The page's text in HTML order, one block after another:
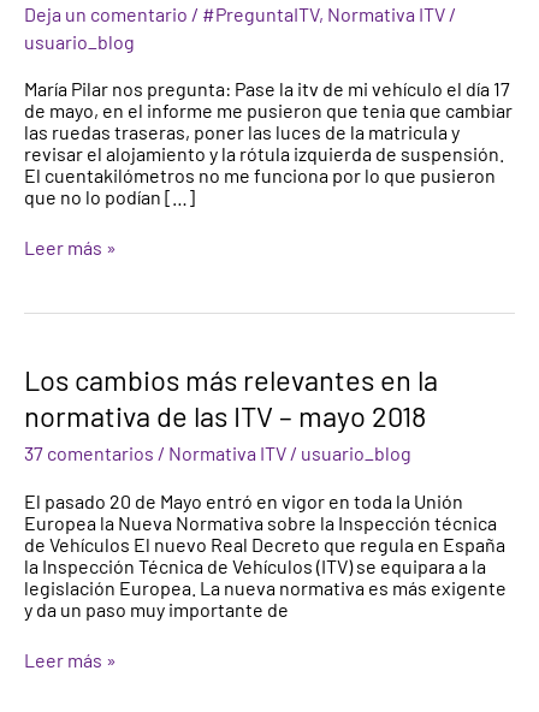
Deja un comentario / #PreguntaITV, Normativa ITV /
usuario_blog
María Pilar nos pregunta: Pase la itv de mi vehículo el día 17
de mayo, en el informe me pusieron que tenia que cambiar
las ruedas traseras, poner las luces de la matricula y
revisar el alojamiento y la rótula izquierda de suspensión.
El cuentakilómetros no me funciona por lo que pusieron
que no lo podían […]
responde:
Cambio
Centro
de
ITV
Leer más »
Los cambios más relevantes en la
normativa de las ITV – mayo 2018
37 comentarios / Normativa ITV / usuario_blog
El pasado 20 de Mayo entró en vigor en toda la Unión
Europea la Nueva Normativa sobre la Inspección técnica
de Vehículos El nuevo Real Decreto que regula en España
la Inspección Técnica de Vehículos (ITV) se equipara a la
legislación Europea. La nueva normativa es más exigente
y da un paso muy importante de
Los
cambios
más
en
normativa
de
las
ITV
–
mayo
Leer más »